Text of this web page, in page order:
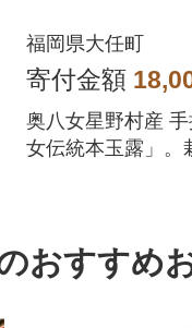
福岡県大任町
寄付金額
奥八女星野村産
女伝統本玉露」。
おすすめ